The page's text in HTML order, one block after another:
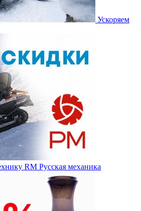
Ускоряем
RM Русская механика